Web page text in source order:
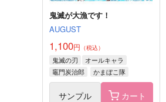
鬼滅が大漁です！
AUGUST
1,100円 （税込）
鬼滅の刃
オールキャラ
竈門炭治郎
かまぼこ隊
サンプル カート